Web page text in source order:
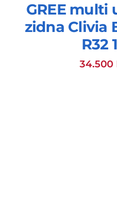
GREE multi
zidna Clivia
R32
34.500